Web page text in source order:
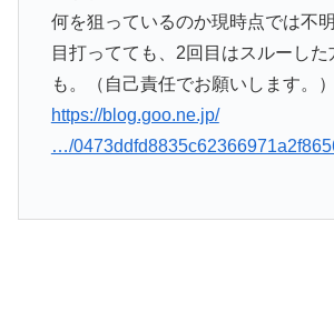
何を狙っているのか現時点では不
目打ってても、2回目はスルーした
も。（自己責任でお願いします。）
https://blog.goo.ne.jp/
…/